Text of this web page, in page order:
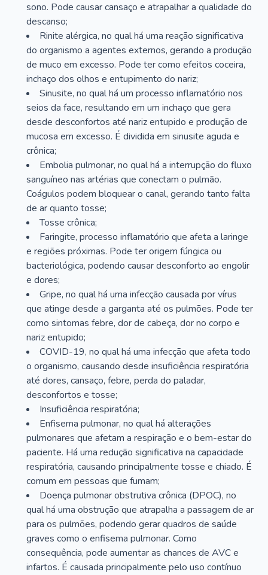
sono. Pode causar cansaço e atrapalhar a qualidade do
descanso;
Rinite alérgica, no qual há uma reação significativa
do organismo a agentes externos, gerando a produção
de muco em excesso. Pode ter como efeitos coceira,
inchaço dos olhos e entupimento do nariz;
Sinusite, no qual há um processo inflamatório nos
seios da face, resultando em um inchaço que gera
desde desconfortos até nariz entupido e produção de
mucosa em excesso. É dividida em sinusite aguda e
crônica;
Embolia pulmonar, no qual há a interrupção do fluxo
sanguíneo nas artérias que conectam o pulmão.
Coágulos podem bloquear o canal, gerando tanto falta
de ar quanto tosse;
Tosse crônica;
Faringite, processo inflamatório que afeta a laringe
e regiões próximas. Pode ter origem fúngica ou
bacteriológica, podendo causar desconforto ao engolir
e dores;
Gripe, no qual há uma infecção causada por vírus
que atinge desde a garganta até os pulmões. Pode ter
como sintomas febre, dor de cabeça, dor no corpo e
nariz entupido;
COVID-19, no qual há uma infecção que afeta todo
o organismo, causando desde insuficiência respiratória
até dores, cansaço, febre, perda do paladar,
desconfortos e tosse;
Insuficiência respiratória;
Enfisema pulmonar, no qual há alterações
pulmonares que afetam a respiração e o bem-estar do
paciente. Há uma redução significativa na capacidade
respiratória, causando principalmente tosse e chiado. É
comum em pessoas que fumam;
Doença pulmonar obstrutiva crônica (DPOC), no
qual há uma obstrução que atrapalha a passagem de ar
para os pulmões, podendo gerar quadros de saúde
graves como o enfisema pulmonar. Como
consequência, pode aumentar as chances de AVC e
infartos. É causada principalmente pelo uso contínuo